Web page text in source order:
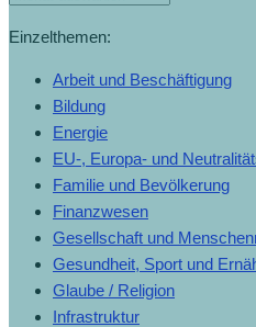
Einzelthemen:
Arbeit und Beschäftigung
Bildung
Energie
EU-, Europa- und
Familie und Bevölkerung
Finanzwesen
Gesellschaft und
Gesundheit, Sport und
Glaube / Religion
Infrastruktur